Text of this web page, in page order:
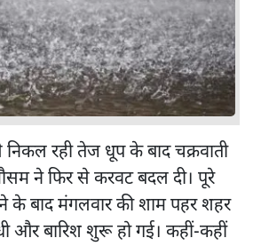
निकल रही तेज धूप के बाद चक्रवाती
ने फिर से करवट बदल दी। पूरे
के बाद मंगलवार की शाम पहर शहर
बारिश शुरू हो गई। कहीं-कहीं